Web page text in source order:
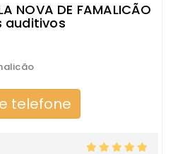
NOVA DE FAMALICÃO
auditivos
telefone